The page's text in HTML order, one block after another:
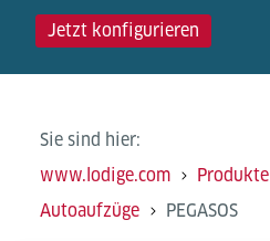
Jetzt konfigurieren
Sie sind hier:
www.lodige.com
Produkte
Autoaufzüge
PEGASOS